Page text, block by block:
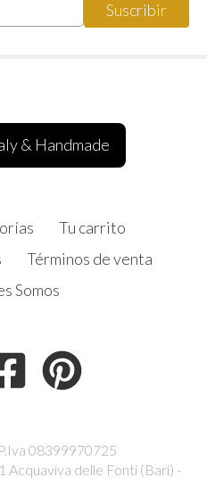
& Handmade
Tu carrito
Términos de venta
Somos
08399970725
Acquaviva delle Fonti (Bari) -